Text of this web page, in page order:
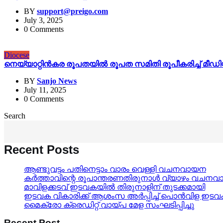
BY support@preigo.com
July 3, 2025
0 Comments
Diocese
നെയ്യാറ്റിൻകര രൂപതയിൽ രൂപത സമിതി രൂപീകരിച്ച് മീഡിയ
BY Sanjo News
July 11, 2025
0 Comments
Search
Recent Posts
ആണ്ടുവട്ടം പതിനെട്ടാം വാരം വെള്ളി വചനവായന
കർത്താവിന്റെ രൂപാന്തരണതിരുനാൾ വ്യാഴം
മാവിളക്കടവ് ഇടവകയിൽ തിരുനാളിന് തുടക്കമായി
ഇടവക വികാരിക്ക് ആശംസ അർപ്പിച്ച് പൊൻവിള
മൈക്രോ ക്രെഡിറ്റ് വായ്പ മേള സംഘടിപ്പിച്ചു